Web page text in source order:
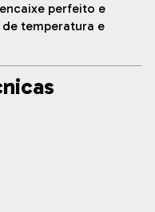
perfeito e
de temperatura e